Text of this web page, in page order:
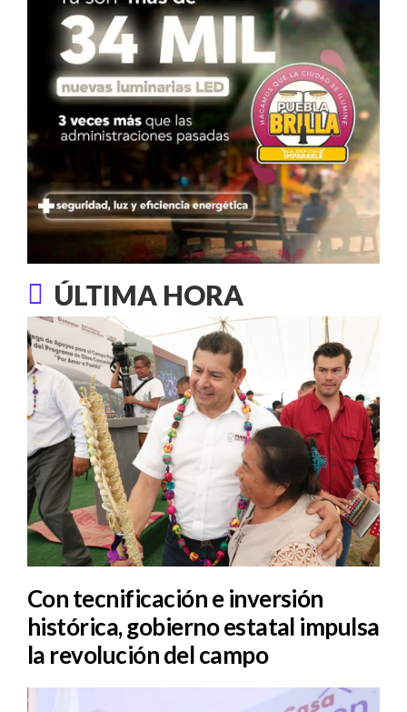
ÚLTIMA HORA
Con tecnificación e inversión
histórica, gobierno estatal impulsa
la revolución del campo